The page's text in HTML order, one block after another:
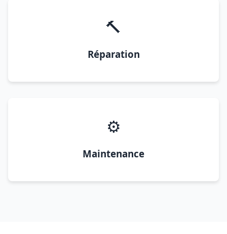
🔨
Réparation
⚙️
Maintenance